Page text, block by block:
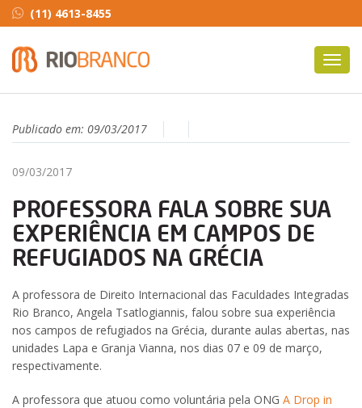
(11) 4613-8455
Publicado em: 09/03/2017
09/03/2017
PROFESSORA FALA SOBRE SUA
EXPERIÊNCIA EM CAMPOS DE
REFUGIADOS NA GRÉCIA
A professora de Direito Internacional das Faculdades Integradas
Rio Branco, Angela Tsatlogiannis, falou sobre sua experiência
nos campos de refugiados na Grécia, durante aulas abertas, nas
unidades Lapa e Granja Vianna, nos dias 07 e 09 de março,
respectivamente.
A professora que atuou como voluntária pela ONG A Drop in